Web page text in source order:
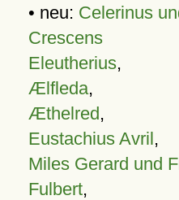
• neu: Celerinus
Crescens
Eleutherius,
Ælfleda,
Æthelred,
Eustachius Avril,
Miles Gerard und
Fulbert,